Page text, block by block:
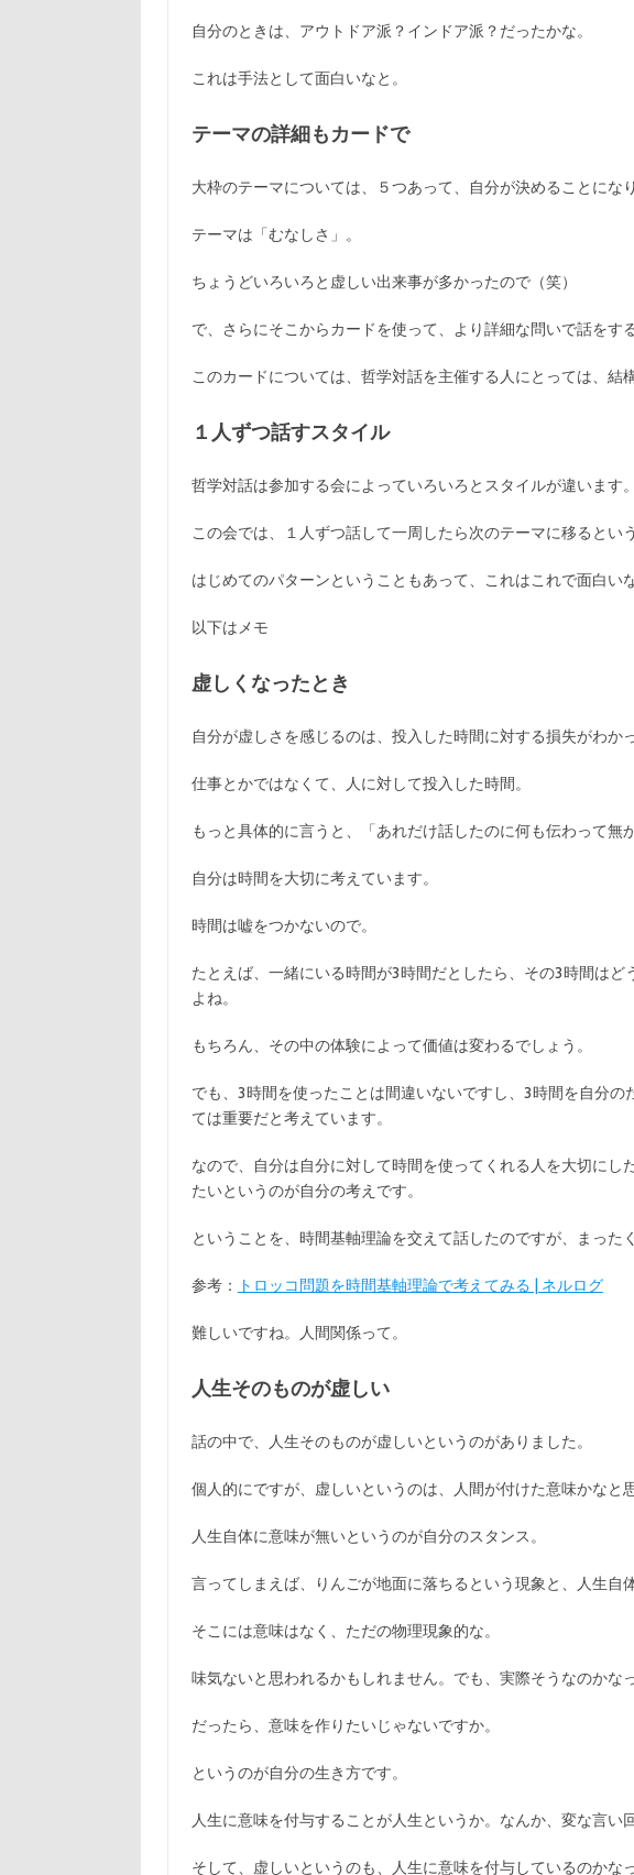
自分のときは、アウトドア派？インドア派？だったかな。
これは手法として面白いなと。
テーマの詳細もカードで
大枠のテーマについては、５つあって、自分が決めることにな
テーマは「むなしさ」。
ちょうどいろいろと虚しい出来事が多かったので（笑）
で、さらにそこからカードを使って、より詳細な問いで話をす
このカードについては、哲学対話を主催する人にとっては、結
１人ずつ話すスタイル
哲学対話は参加する会によっていろいろとスタイルが違います。
この会では、１人ずつ話して一周したら次のテーマに移るとい
はじめてのパターンということもあって、これはこれで面白い
以下はメモ
虚しくなったとき
自分が虚しさを感じるのは、投入した時間に対する損失がわか
仕事とかではなくて、人に対して投入した時間。
もっと具体的に言うと、「あれだけ話したのに何も伝わって無
自分は時間を大切に考えています。
時間は嘘をつかないので。
たとえば、一緒にいる時間が3時間だとしたら、その3時間は
よね。
もちろん、その中の体験によって価値は変わるでしょう。
でも、3時間を使ったことは間違いないですし、3時間を自分の
ては重要だと考えています。
なので、自分は自分に対して時間を使ってくれる人を大切にし
たいというのが自分の考えです。
ということを、時間基軸理論を交えて話したのですが、まった
参考： トロッコ問題を時間基軸理論で考えてみる | ネルログ
難しいですね。人間関係って。
人生そのものが虚しい
話の中で、人生そのものが虚しいというのがありました。
個人的にですが、虚しいというのは、人間が付けた意味かなと
人生自体に意味が無いというのが自分のスタンス。
言ってしまえば、りんごが地面に落ちるという現象と、人生自
そこには意味はなく、ただの物理現象的な。
味気ないと思われるかもしれません。でも、実際そうなのかなっ
だったら、意味を作りたいじゃないですか。
というのが自分の生き方です。
人生に意味を付与することが人生というか。なんか、変な言い
そして、虚しいというのも、人生に意味を付与しているのかな